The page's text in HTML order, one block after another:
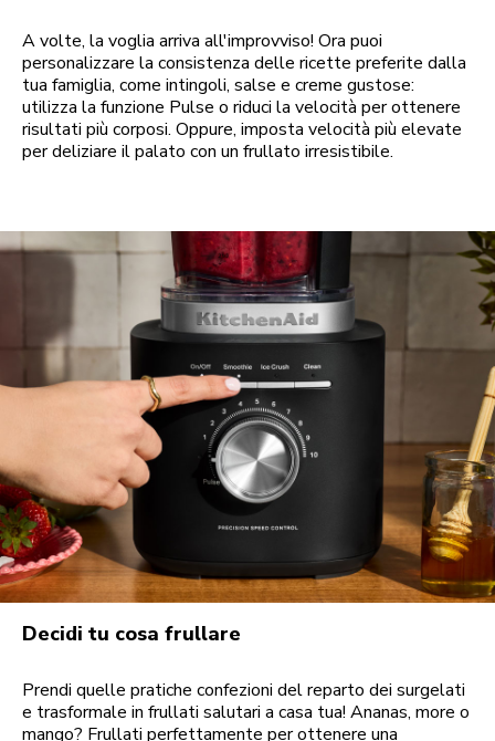
A volte, la voglia arriva all'improvviso! Ora puoi
personalizzare la consistenza delle ricette preferite dalla
tua famiglia, come intingoli, salse e creme gustose:
utilizza la funzione Pulse o riduci la velocità per ottenere
risultati più corposi. Oppure, imposta velocità più elevate
per deliziare il palato con un frullato irresistibile.
Decidi tu cosa frullare
Prendi quelle pratiche confezioni del reparto dei surgelati
e trasformale in frullati salutari a casa tua! Ananas, more o
mango? Frullati perfettamente per ottenere una